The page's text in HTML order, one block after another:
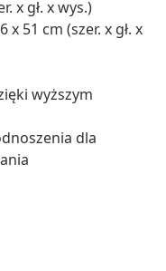
x gł. x wys.)
51 cm (szer. x gł. x
wyższym
dla